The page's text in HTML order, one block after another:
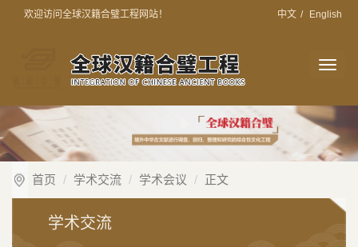
欢迎访问全球汉籍合璧工程网站！ 中文 / English
切
导
航
首页 学术交流 学术会议 正文
学术交流